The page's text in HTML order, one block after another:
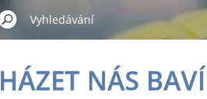
HÁZET NÁS BAVÍ